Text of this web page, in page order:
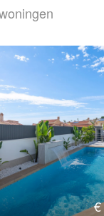
€